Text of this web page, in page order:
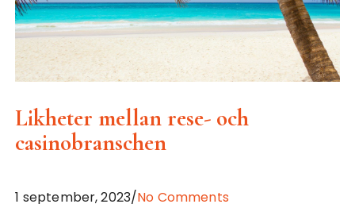
Likheter mellan rese- och
casinobranschen
1 september, 2023/No Comments